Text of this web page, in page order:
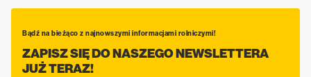
Bądź na bieżąco z najnowszymi informacjami rolniczymi!
ZAPISZ SIĘ DO NASZEGO NEWSLETTERA
JUŻ TERAZ!